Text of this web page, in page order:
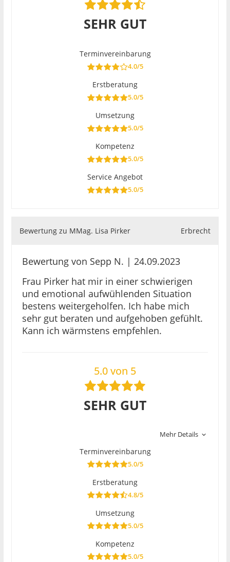
SEHR GUT
Terminvereinbarung
4.0/5
Erstberatung
5.0/5
Umsetzung
5.0/5
Kompetenz
5.0/5
Service Angebot
5.0/5
Bewertung zu MMag. Lisa Pirker Erbrecht
Bewertung von Sepp N. | 24.09.2023
Frau Pirker hat mir in einer schwierigen
und emotional aufwühlenden Situation
bestens weitergeholfen. Ich habe mich
sehr gut beraten und aufgehoben gefühlt.
Kann ich wärmstens empfehlen.
5.0 von 5
SEHR GUT
Mehr Details
Terminvereinbarung
5.0/5
Erstberatung
4.8/5
Umsetzung
5.0/5
Kompetenz
5.0/5